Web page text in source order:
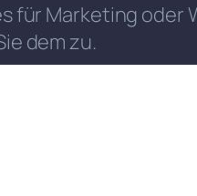
für Marketing oder
dem zu.